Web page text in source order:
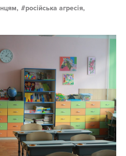
російська агресія,